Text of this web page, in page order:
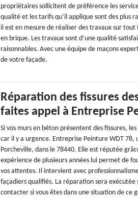
propriétaires sollicitent de préférence les
qualité et les tarifs qu’il applique sont des plus
il est en mesure de réaliser des travaux sur
en brique. Les travaux sont d’une qualité
raisonnables. Avec une équipe de maçons
de votre façade.
Réparation des fissures
faites appel à Entreprise
Si vos murs en béton présentent des fissures,
car il y a urgence. Entreprise Peinture WDT 78,
Porcheville, dans le 78440. Elle est réputée
expérience de plusieurs années lui permet de
vos attentes. Il intervient avec
façadiers qualifiés. La réparation sera exécutée
contacter si vous êtes dans une situation de ce